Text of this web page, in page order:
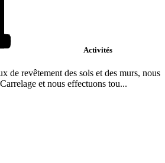
Activités
de revêtement des sols et des murs, nous
et nous effectuons tou...